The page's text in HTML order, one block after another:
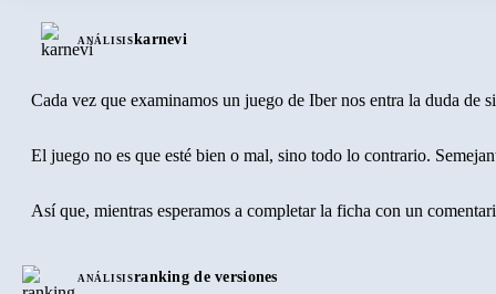
ANÁLISISkarnevi
Cada vez que examinamos un juego de Iber nos entra la duda de
El juego no es que esté bien o mal, sino todo lo contrario.
Así que, mientras esperamos a completar la ficha con un
ANÁLISISranking de versiones